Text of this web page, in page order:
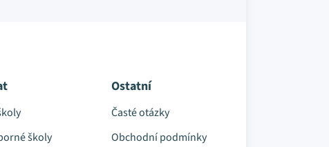
školy
Ostatní
Časté otázky
Obchodní podmínky